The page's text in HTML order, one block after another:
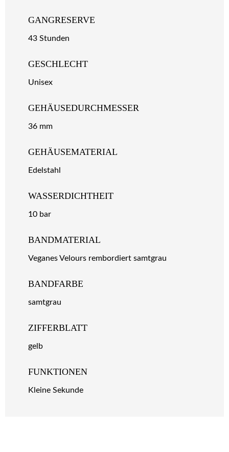
GANGRESERVE
43 Stunden
GESCHLECHT
Unisex
GEHÄUSEDURCHMESSER
36 mm
GEHÄUSEMATERIAL
Edelstahl
WASSERDICHTHEIT
10 bar
BANDMATERIAL
Veganes Velours rembordiert samtgrau
BANDFARBE
samtgrau
ZIFFERBLATT
gelb
FUNKTIONEN
Kleine Sekunde